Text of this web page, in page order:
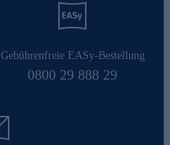
Gebührenfreie EASy-Bestellung
0800 29 888 29